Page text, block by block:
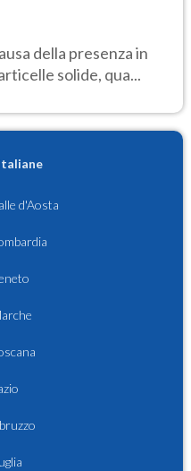
della presenza in
solide, qua...
d'Aosta